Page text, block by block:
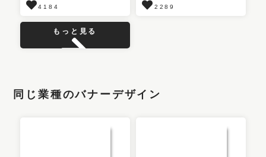
4184 2289
もっと見る
同じ業種のバナーデザイン